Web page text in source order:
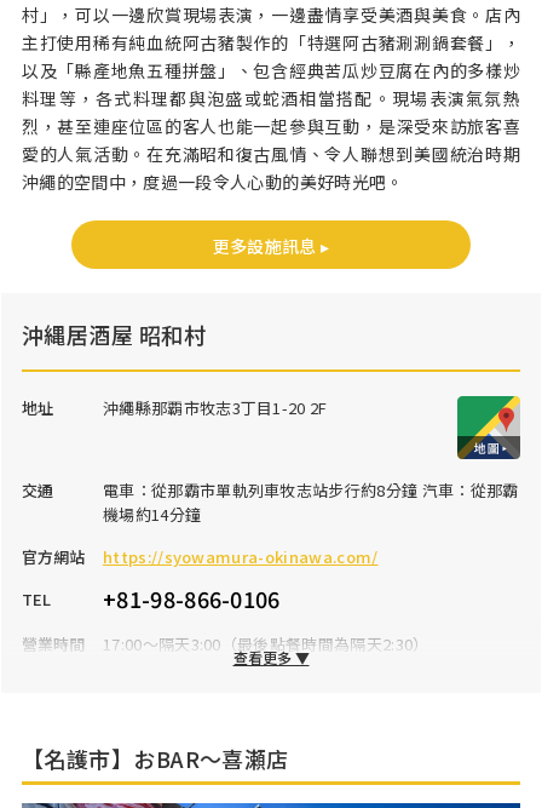
村」，可以一邊欣賞現場表演，一邊盡情享受美酒與美食。店內
主打使用稀有純血統阿古豬製作的「特選阿古豬涮涮鍋套餐」，
以及「縣產地魚五種拼盤」、包含經典苦瓜炒豆腐在內的多樣炒
料理等，各式料理都與泡盛或蛇酒相當搭配。現場表演氣氛熱
烈，甚至連座位區的客人也能一起參與互動，是深受來訪旅客喜
愛的人氣活動。在充滿昭和復古風情、令人聯想到美國統治時期
沖繩的空間中，度過一段令人心動的美好時光吧。
更多設施訊息 ▸
沖縄居酒屋 昭和村
地址 沖繩縣那覇市牧志3丁目1-20 2F
交通
電車：從那霸市單軌列車牧志站步行約8分鐘 汽車：從那霸
機場約14分鐘
官方網站
https://syowamura-okinawa.com/
TEL
+81-98-866-0106
營業時間
17:00～隔天3:00（最後點餐時間為隔天2:30）
查看更多 ▼
【名護市】おBAR～喜瀬店